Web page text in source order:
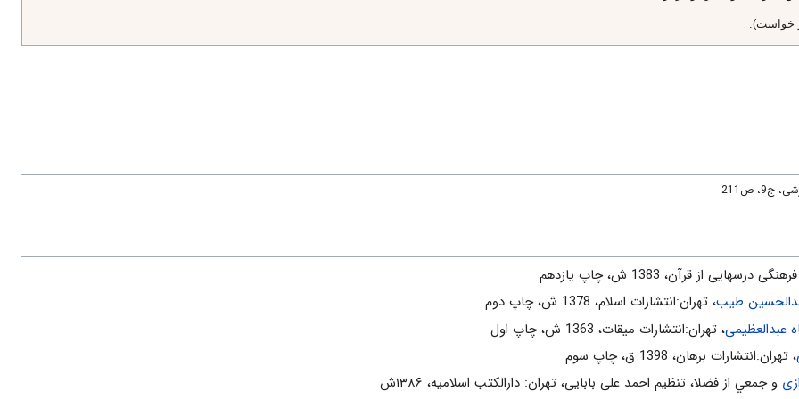
خواست).
ص211
درسهايى از قرآن، 1383 ش، چاپ يازدهم
طیب، تهران:انتشارات اسلام‌، 1378 ش‌، چاپ دوم‌
، تهران:انتشارات ميقات، 1363 ش، چاپ اول
، تهران:انتشارات برهان، 1398 ق، چاپ سوم
و جمعي از فضلا، تنظیم احمد علی بابایی، تهران: دارالکتب اسلامیه، ۱۳۸۶ش